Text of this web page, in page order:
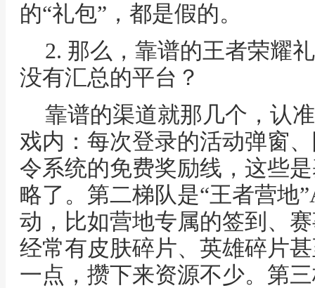
的“礼包”，都是假的。
2. 那么，靠谱的王者荣耀
没有汇总的平台？
靠谱的渠道就那几个，认
戏内：每次登录的活动弹窗
令系统的免费奖励线，这些
略了。第二梯队是“王者营地
动，比如营地专属的签到、
经常有皮肤碎片、英雄碎片
一点，攒下来资源不少。第